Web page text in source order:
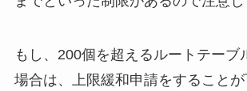
もし、200個を超えるルートテーブ
場合は、上限緩和申請をすることが